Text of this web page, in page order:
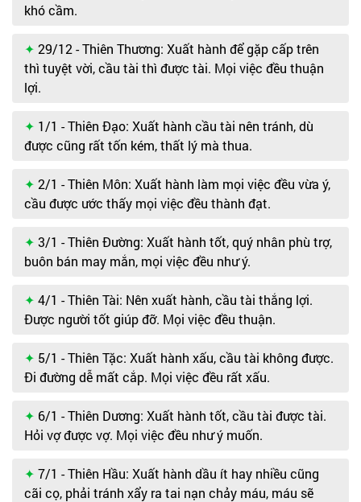
khó cầm.
29/12 - Thiên Thương: Xuất hành để gặp cấp trên
thì tuyệt vời, cầu tài thì được tài. Mọi việc đều thuận
lợi.
1/1 - Thiên Đạo: Xuất hành cầu tài nên tránh, dù
được cũng rất tốn kém, thất lý mà thua.
2/1 - Thiên Môn: Xuất hành làm mọi việc đều vừa ý,
cầu được ước thấy mọi việc đều thành đạt.
3/1 - Thiên Đường: Xuất hành tốt, quý nhân phù trợ,
buôn bán may mắn, mọi việc đều như ý.
4/1 - Thiên Tài: Nên xuất hành, cầu tài thắng lợi.
Được người tốt giúp đỡ. Mọi việc đều thuận.
5/1 - Thiên Tặc: Xuất hành xấu, cầu tài không được.
Đi đường dễ mất cắp. Mọi việc đều rất xấu.
6/1 - Thiên Dương: Xuất hành tốt, cầu tài được tài.
Hỏi vợ được vợ. Mọi việc đều như ý muốn.
7/1 - Thiên Hầu: Xuất hành dầu ít hay nhiều cũng
cãi cọ, phải tránh xẩy ra tai nạn chảy máu, máu sẽ